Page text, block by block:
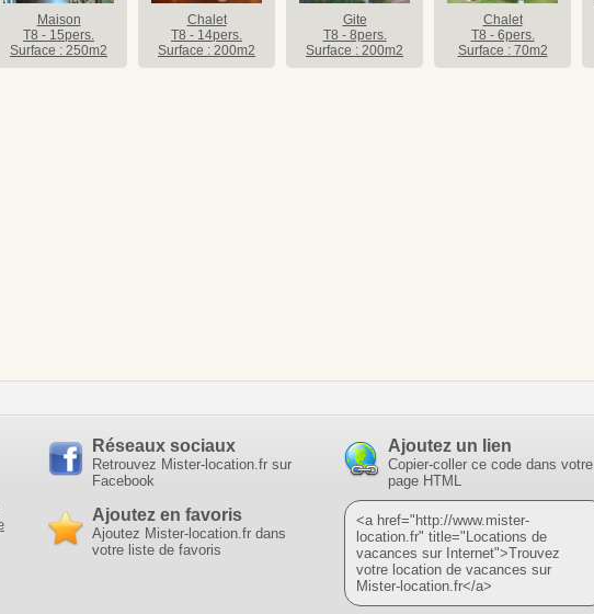
Maison
T8 - 15pers.
Surface : 250m2
Chalet
T8 - 14pers.
Surface : 200m2
Gite
T8 - 8pers.
Surface : 200m2
Chalet
T8 - 6pers.
Surface : 70m2
Réseaux sociaux
Retrouvez Mister-location.fr sur
Facebook
Ajoutez en favoris
Ajoutez Mister-location.fr dans
votre liste de favoris
Ajoutez un lien
Copier-coller ce code dans votre
page HTML
<a href="http://www.mister-
location.fr" title="Locations de
vacances sur Internet">Trouvez
votre location de vacances sur
Mister-location.fr</a>